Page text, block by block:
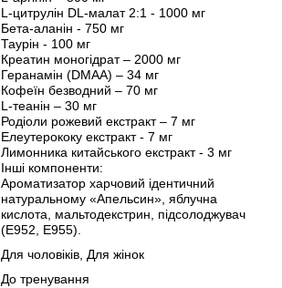
L-цитрулін DL-малат 2:1 - 1000 мг
Бета-аланін - 750 мг
Таурін - 100 мг
Креатин моногідрат – 2000 мг
Геранамін (DMAA) – 34 мг
Кофеїн безводний – 70 мг
L-теанін – 30 мг
Родіоли рожевий екстракт – 7 мг
Елеутерококу екстракт - 7 мг
Лимонника китайського екстракт - 3 мг
Інші компоненти:
Ароматизатор харчовий ідентичний
натуральному «Апельсин», яблучна
кислота, мальтодекстрин, підсолоджувач
(Е952, Е955).
Для чоловіків, Для жінок
До тренування